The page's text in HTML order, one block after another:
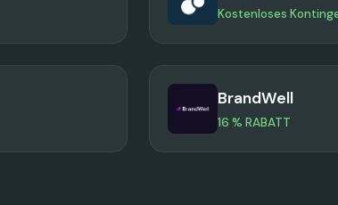
Kostenloses
BrandWell
16 % RABATT